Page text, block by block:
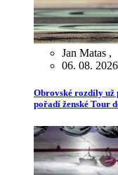
Jan Matas ,
06. 08. 2026
Obrovské rozdíly už
pořadí ženské Tour